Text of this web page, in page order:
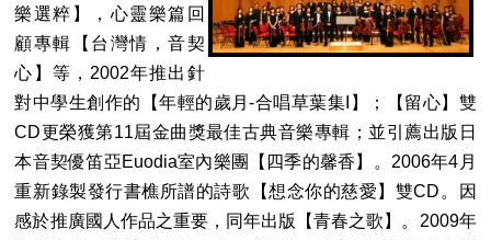
樂選粹】，心靈樂篇回
顧專輯【台灣情，音契
心】等，2002年推出針
對中學生創作的【年輕的歲月-合唱草葉集I】；【留心】雙
CD更榮獲第11屆金曲獎最佳古典音樂專輯；並引薦出版日
本音契優笛亞Euodia室內樂團【四季的馨香】。2006年4月
重新錄製發行書樵所譜的詩歌【想念你的慈愛】雙CD。因
感於推廣國人作品之重要，同年出版【青春之歌】。2009年